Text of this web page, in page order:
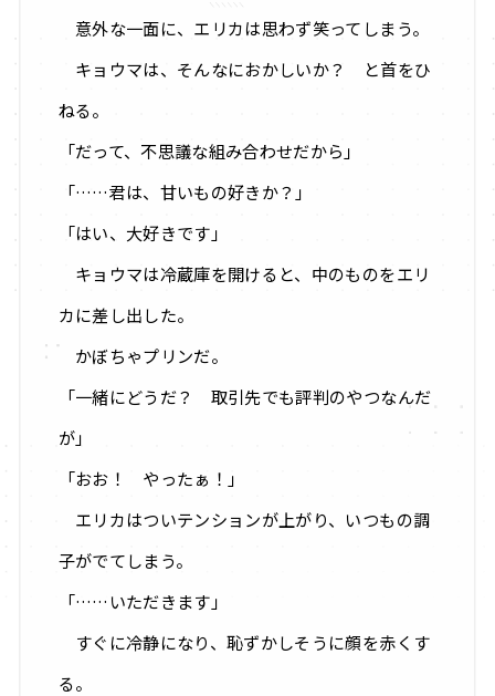
意外な一面に、エリカは思わず笑ってしまう。
キョウマは、そんなにおかしいか？ と首をひ
ねる。
「だって、不思議な組み合わせだから」
「……君は、甘いもの好きか？」
「はい、大好きです」
キョウマは冷蔵庫を開けると、中のものをエリ
カに差し出した。
かぼちゃプリンだ。
「一緒にどうだ？ 取引先でも評判のやつなんだ
が」
「おお！ やったぁ！」
エリカはついテンションが上がり、いつもの調
子がでてしまう。
「……いただきます」
すぐに冷静になり、恥ずかしそうに顔を赤くす
る。